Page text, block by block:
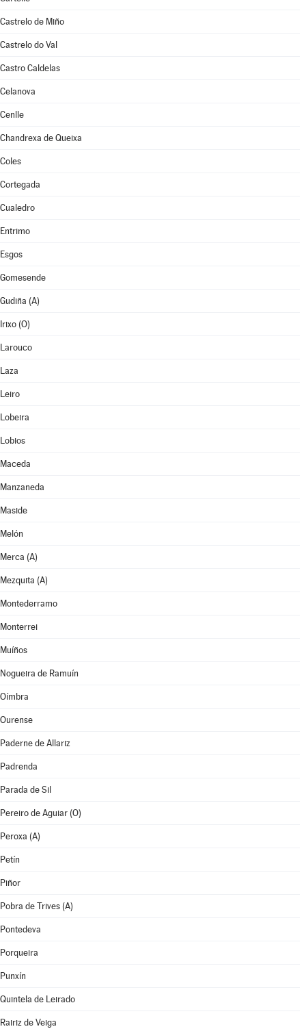
Castrelo de Miño
Castrelo do Val
Castro Caldelas
Celanova
Cenlle
Chandrexa de Queixa
Coles
Cortegada
Cualedro
Entrimo
Esgos
Gomesende
Gudiña (A)
Irixo (O)
Larouco
Laza
Leiro
Lobeira
Lobios
Maceda
Manzaneda
Maside
Melón
Merca (A)
Mezquita (A)
Montederramo
Monterrei
Muíños
Nogueira de Ramuín
Oímbra
Ourense
Paderne de Allariz
Padrenda
Parada de Sil
Pereiro de Aguiar (O)
Peroxa (A)
Petín
Piñor
Pobra de Trives (A)
Pontedeva
Porqueira
Punxín
Quintela de Leirado
Rairiz de Veiga